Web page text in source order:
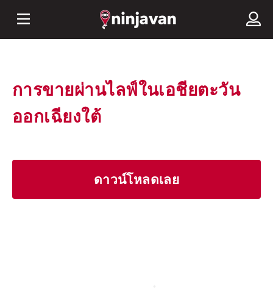
การขายผ่านไลฟ์ในเอชียตะวัน
ออกเฉียงใต้
ดาวน์โหลดเลย